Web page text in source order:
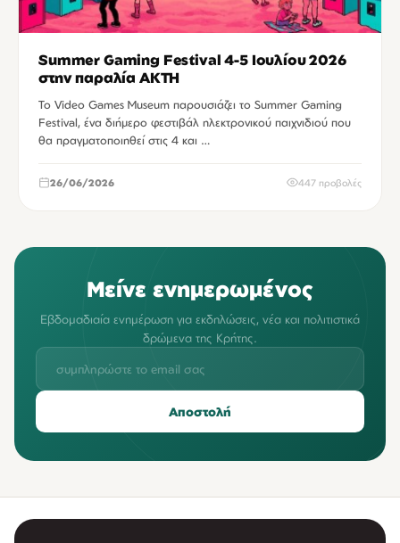
Summer Gaming Festival 4-5 Ιουλίου 2026
στην παραλία ΑΚΤΗ
Το Video Games Museum παρουσιάζει το Summer Gaming
Festival, ένα διήμερο φεστιβάλ ηλεκτρονικού παιχνιδιού που
θα πραγματοποιηθεί στις 4 και …
26/06/2026 447 προβολές
Μείνε ενημερωμένος
Εβδομαδιαία ενημέρωση για εκδηλώσεις, νέα και πολιτιστικά
δρώμενα της Κρήτης.
Αποστολή